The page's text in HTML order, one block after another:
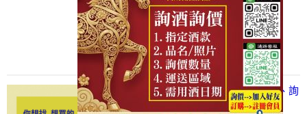
總覽-促銷&活動
all events
【凡酒問Angels Share】線上選酒、詢
(尋)酒、詢價、零售、批發，看這裡!